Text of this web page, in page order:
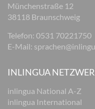
Münchenstraße 12
38118 Braunschweig
Telefon: 0531 70221750
E-Mail:
INLINGUA
inlingua National A-Z
inlingua International